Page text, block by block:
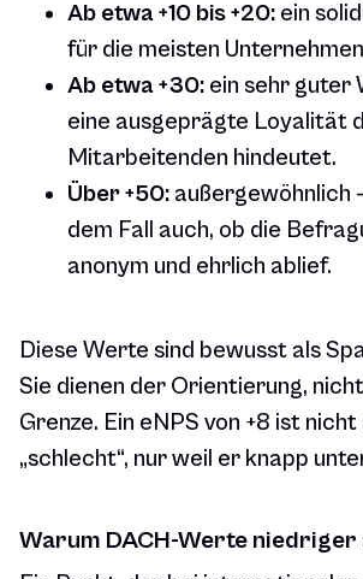
Ab etwa +10 bis +20: ein
für die meisten
Ab etwa +30: ein sehr guter
eine ausgeprägte Loyalität
Mitarbeitenden hindeutet.
Über +50: außergewöhnlich
dem Fall auch, ob die
anonym und ehrlich ablief.
Diese Werte sind bewusst als
Sie dienen der Orientierung,
Grenze. Ein eNPS von +8 ist
„schlecht“, nur weil er knapp
Warum DACH-Werte niedriger